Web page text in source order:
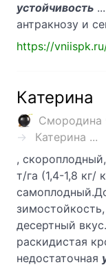
устойчивость ...
антракнозу и
https://
Катерина
Смородина
Катерина ...
,
т/га (1,4-1,8 кг/
десертный
раскидистая
недостаточная